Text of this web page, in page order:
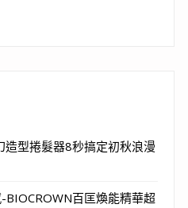
造型捲髮器8秒搞定初秋浪漫
百匡煥能精華超